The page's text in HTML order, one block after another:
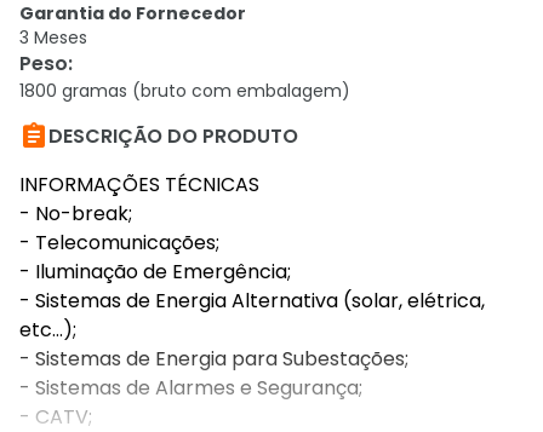
Garantia do Fornecedor
3 Meses
Peso:
1800 gramas (bruto com embalagem)
DESCRIÇÃO DO PRODUTO
INFORMAÇÕES TÉCNICAS
- No-break;
- Telecomunicações;
- Iluminação de Emergência;
- Sistemas de Energia Alternativa (solar, elétrica,
etc...);
- Sistemas de Energia para Subestações;
- Sistemas de Alarmes e Segurança;
- CATV;